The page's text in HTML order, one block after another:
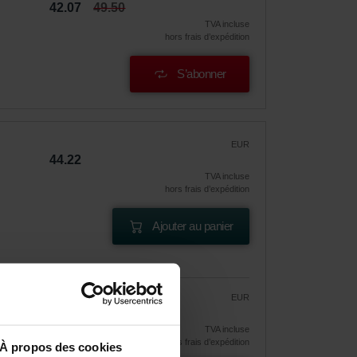
À propos des cookies
42.07 49.50
TVA incluse
hors frais d’expédition
S’abonner
EUR
44.22
TVA incluse
hors frais d’expédition
Ajouter au panier
EUR
TVA incluse
hors frais d’expédition